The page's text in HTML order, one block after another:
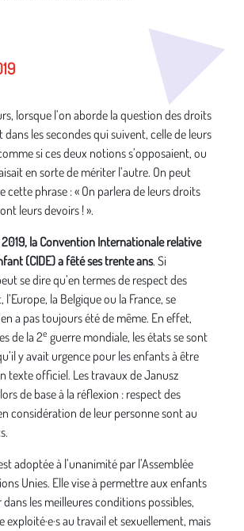
lorsque l’on aborde la question des droits
dans les secondes qui suivent, celle de leurs
si ces deux notions s’opposaient, ou
en sorte de mériter l’autre. On peut
cette phrase : « On parlera de leurs droits
leurs devoirs ! ».
la Convention Internationale relative
(CIDE) a fêté ses trente ans. Si
se dire qu’en termes de respect des
la Belgique ou la France, se
a pas toujours été de même. En effet,
de la 2e guerre mondiale, les états se sont
y avait urgence pour les enfants à être
texte officiel. Les travaux de Janusz
de base à la réflexion : respect des
considération de leur personne sont au
adoptée à l’unanimité par l’Assemblée
Unies. Elle vise à permettre aux enfants
les meilleures conditions possibles,
exploité·e·s au travail et sexuellement, mais